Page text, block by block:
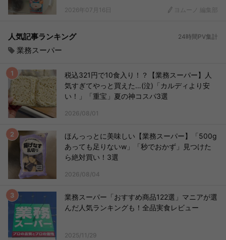
2026年07月16日 ヨムーノ 編集部
人気記事ランキング 24時間PV集計
業務スーパー
税込321円で10食入り！？【業務スーパー】人
気すぎてやっと買えた…(泣)「カルディより安
い！」「重宝」夏の神コスパ3選
2026/08/01
ほんっっとに美味しい【業務スーパー】「500g
あっても足りないw」「秒でおかず」見つけた
ら絶対買い！3選
2026/08/04
業務スーパー「おすすめ商品122選」マニアが選
んだ人気ランキングも！全品実食レビュー
2025/11/29